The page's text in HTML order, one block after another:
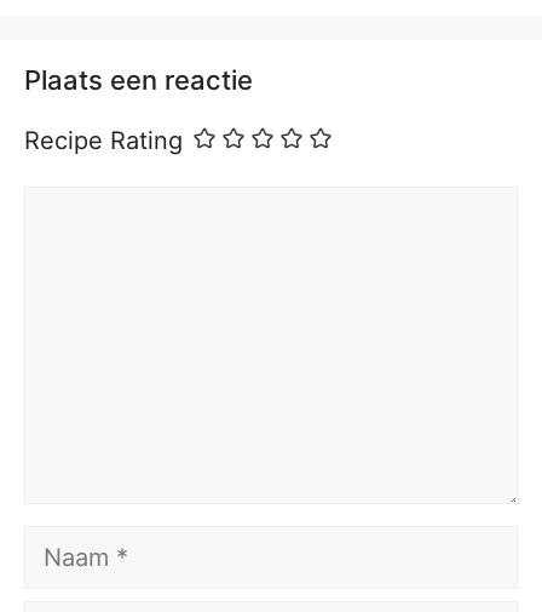
Plaats een reactie
Recipe Rating
Naam